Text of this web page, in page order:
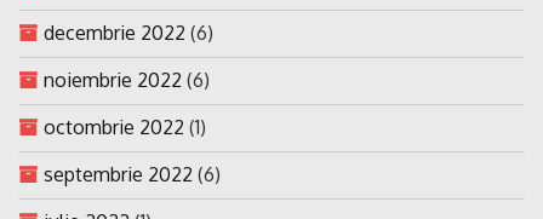
decembrie 2022 (6)
noiembrie 2022 (6)
octombrie 2022 (1)
septembrie 2022 (6)